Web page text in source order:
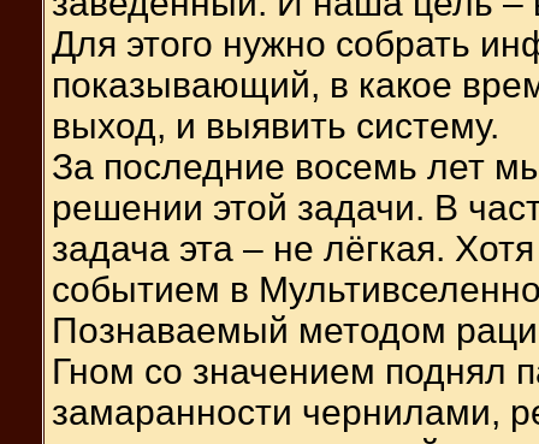
Для этого нужно собрать
показывающий, в какое
выход, и выявить систему.
За последние восемь лет
решении этой задачи. В
задача эта – не лёгкая.
событием в
Познаваемый методом
Гном со значением поднял
замаранности чернилами,